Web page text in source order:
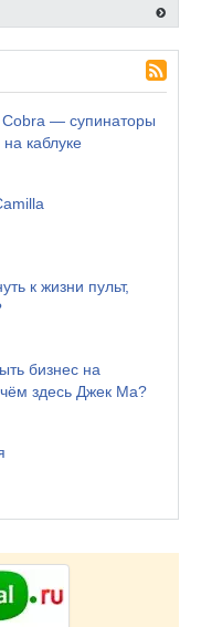
Cobra — супинаторы
каблуке
к жизни пульт,
бизнес на
здесь Джек Ма?